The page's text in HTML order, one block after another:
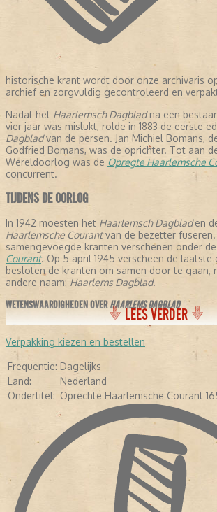
historische krant wordt door onze archivaris
archief en zorgvuldig gecontroleerd en
Nadat het Haarlemsch Dagbladna een
vier jaar was mislukt, rolde in 1883 de eerste
Dagbladvan de persen. Jan Michiel Bomans,
Godfried Bomans, was de oprichter. Tot aan
Wereldoorlog was de Opregte Haarlemsche
concurrent.
TIJDENS DE OORLOG
In 1942 moesten het Haarlemsch Dagbladen
Haarlemsche Courantvan de bezetter fuseren.
samengevoegde kranten verschenen onder
Courant. Op 5 april 1945 verscheen de
besloten de kranten om samen door te gaan,
andere naam: Haarlems Dagblad.
WETENSWAARDIGHEDEN OVERHAARLEMS DAGBLAD
- De krant stelt dat ze de oudste krant
wereld is, omdat ze is samengegaan met de
Courant
- In de negentiende eeuw schreven een aantal
de krant: Conrad Busken Huet en Eduard
bekend als Multatuli.
- In 1948 kreeg de krant de toevoeging:
Courant 1656.
In 2005 veranderde de avondkrant in een
- Diverse bekende Nederlanders hebben voor
waaronder Pim Fortuyn, Mart Smeets, Brigitte
van Royen.
- In april 2013 verscheen de krant voor het
LEES VERDER
Verpakking kiezen en bestellen
Frequentie: Dagelijks
Land:
Nederland
Ondertitel: Oprechte Haarlemsche Courant